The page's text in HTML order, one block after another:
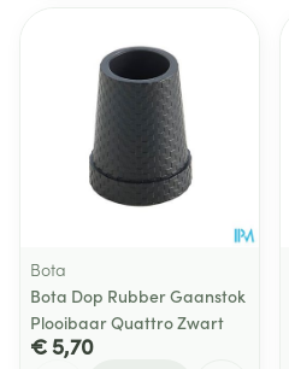
Bota
Bota Dop Rubber Gaanstok
Plooibaar Quattro Zwart
€ 5,70